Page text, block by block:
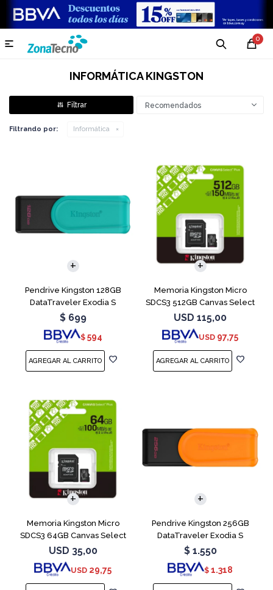
0

INFORMÁTICA KINGSTON
Recomendados
Filtrando por: Informática
Pendrive Kingston 128GB
DataTraveler Exodia S
Turquesa
$ 699
$ 594
Memoria Kingston Micro
SDCS3 512GB Canvas Select
Plus
USD 115,00
USD 97,75
Memoria Kingston Micro
SDCS3 64GB Canvas Select
Plus
USD 35,00
USD 29,75
Pendrive Kingston 256GB
DataTraveler Exodia S
Naranja
$ 1.550
$ 1.318